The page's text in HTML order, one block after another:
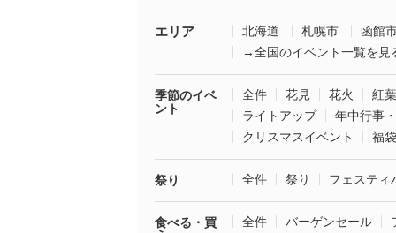
エリア 北海道 札幌市
函館
→全国のイベント一覧を見
季節のイベ
ント
全件 花見 花火
紅葉
ライトアップ
年中行事
クリスマスイベント
福
祭り 全件 祭り フェスティ
食べる・買
全件 バーゲンセール